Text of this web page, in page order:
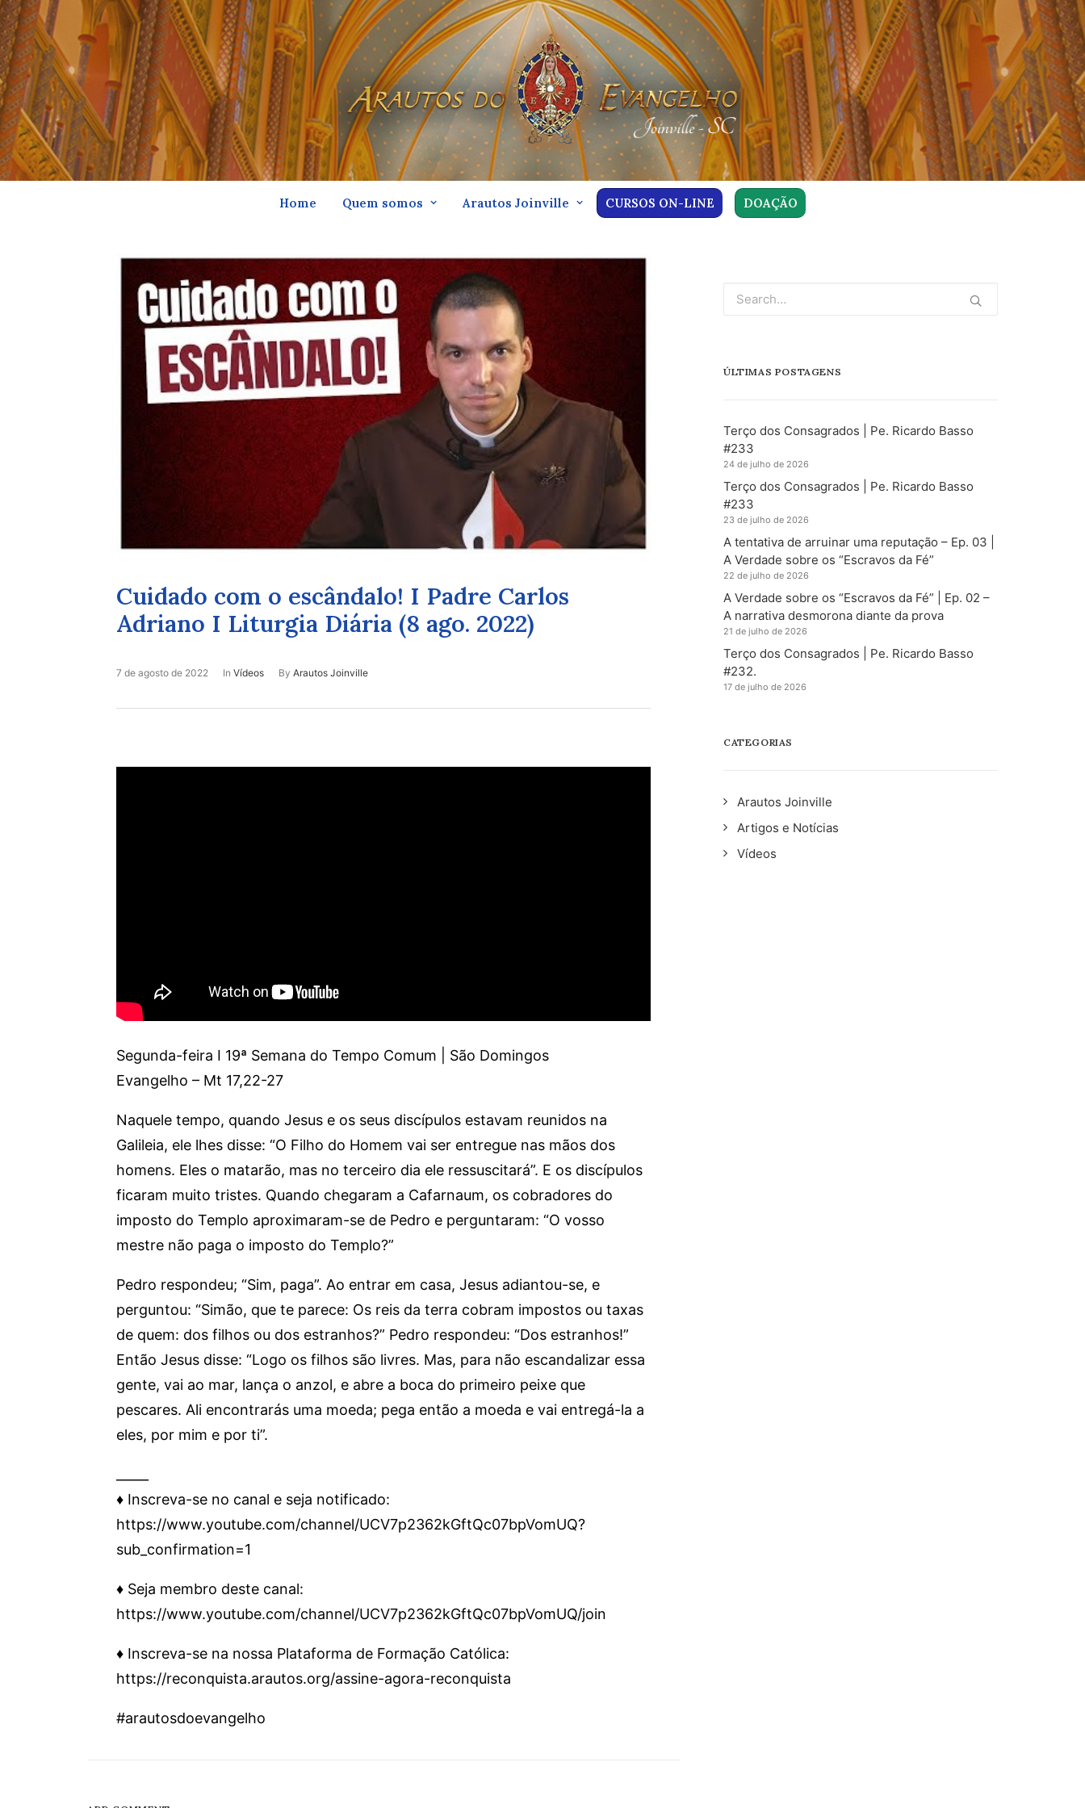
Home Quem somos Arautos Joinville CURSOS ON-LINE DOAÇÃO
Cuidado com o escândalo! I Padre Carlos
Adriano I Liturgia Diária (8 ago. 2022)
7 de agosto de 2022 In Vídeos By Arautos Joinville
Segunda-feira I 19ª Semana do Tempo Comum | São Domingos
Evangelho – Mt 17,22-27
Naquele tempo, quando Jesus e os seus discípulos estavam reunidos na
Galileia, ele lhes disse: “O Filho do Homem vai ser entregue nas mãos dos
homens. Eles o matarão, mas no terceiro dia ele ressuscitará”. E os discípulos
ficaram muito tristes. Quando chegaram a Cafarnaum, os cobradores do
imposto do Templo aproximaram-se de Pedro e perguntaram: “O vosso
mestre não paga o imposto do Templo?”
Pedro respondeu; “Sim, paga”. Ao entrar em casa, Jesus adiantou-se, e
perguntou: “Simão, que te parece: Os reis da terra cobram impostos ou taxas
de quem: dos filhos ou dos estranhos?” Pedro respondeu: “Dos estranhos!”
Então Jesus disse: “Logo os filhos são livres. Mas, para não escandalizar essa
gente, vai ao mar, lança o anzol, e abre a boca do primeiro peixe que
pescares. Ali encontrarás uma moeda; pega então a moeda e vai entregá-la a
eles, por mim e por ti”.
♦️ Inscreva-se no canal e seja notificado:
https://www.youtube.com/channel/UCV7p2362kGftQc07bpVomUQ?
sub_confirmation=1
♦️ Seja membro deste canal:
https://www.youtube.com/channel/UCV7p2362kGftQc07bpVomUQ/join
♦️ Inscreva-se na nossa Plataforma de Formação Católica:
https://reconquista.arautos.org/assine-agora-reconquista
#arautosdoevangelho
ÚLTIMAS POSTAGENS
Terço dos Consagrados | Pe. Ricardo Basso
#233
24 de julho de 2026
Terço dos Consagrados | Pe. Ricardo Basso
#233
23 de julho de 2026
A tentativa de arruinar uma reputação – Ep. 03 |
A Verdade sobre os “Escravos da Fé”
22 de julho de 2026
A Verdade sobre os “Escravos da Fé” | Ep. 02 –
A narrativa desmorona diante da prova
21 de julho de 2026
Terço dos Consagrados | Pe. Ricardo Basso
#232.
17 de julho de 2026
CATEGORIAS
Arautos Joinville
Artigos e Notícias
Vídeos